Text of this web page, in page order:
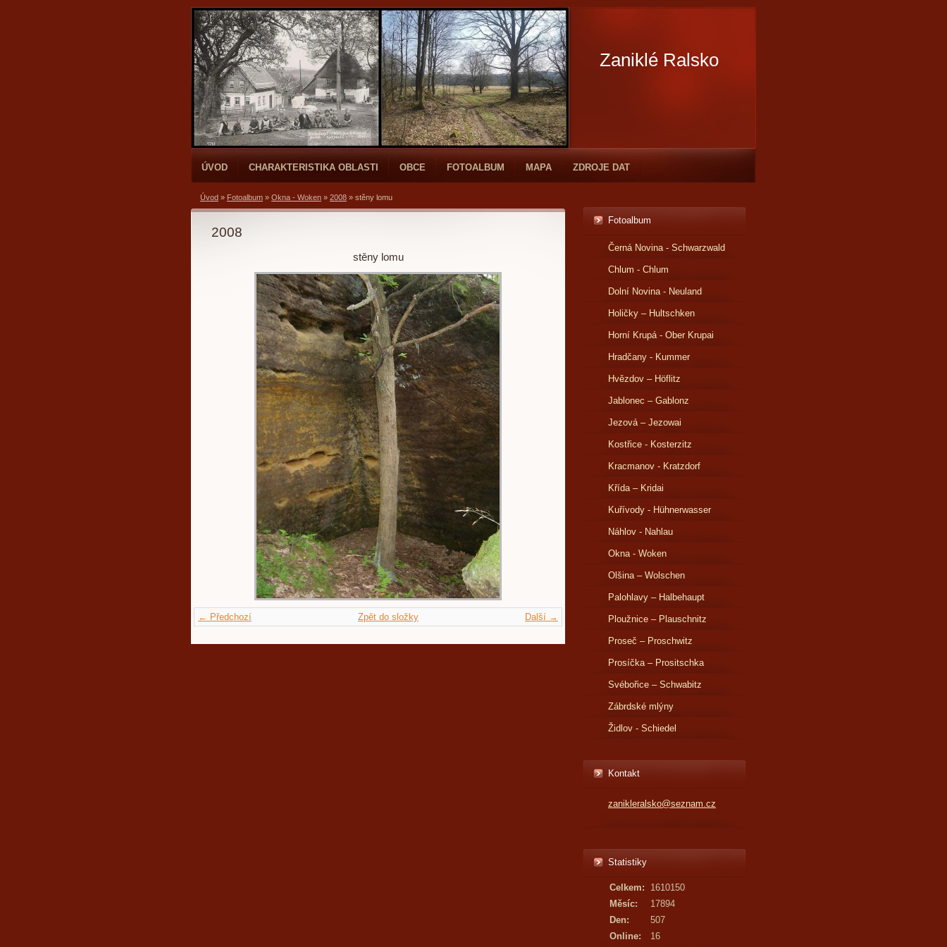
Zaniklé Ralsko
ÚVOD CHARAKTERISTIKA OBLASTI OBCE FOTOALBUM MAPA ZDROJE DAT
Úvod » Fotoalbum » Okna - Woken » 2008 » stěny lomu
2008
stěny lomu
← Předchozí Další →
Zpět do složky
Fotoalbum
Černá Novina - Schwarzwald
Chlum - Chlum
Dolní Novina - Neuland
Holičky – Hultschken
Horní Krupá - Ober Krupai
Hradčany - Kummer
Hvězdov – Höflitz
Jablonec – Gablonz
Jezová – Jezowai
Kostřice - Kosterzitz
Kracmanov - Kratzdorf
Křída – Kridai
Kuřívody - Hühnerwasser
Náhlov - Nahlau
Okna - Woken
Olšina – Wolschen
Palohlavy – Halbehaupt
Ploužnice – Plauschnitz
Proseč – Proschwitz
Prosíčka – Prositschka
Svébořice – Schwabitz
Zábrdské mlýny
Židlov - Schiedel
Kontakt
zanikleralsko@seznam.cz
Statistiky
Online: 16
Celkem:
1610150
Měsíc:
17894
Den:
507